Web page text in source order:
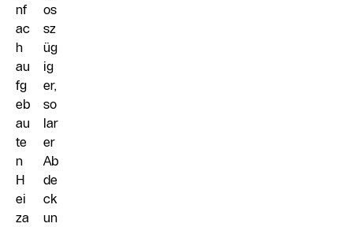
nf
ac
h
au
fg
eb
au
te
n
H
ei
za
os
sz
üg
ig
er,
so
lar
er
Ab
de
ck
un